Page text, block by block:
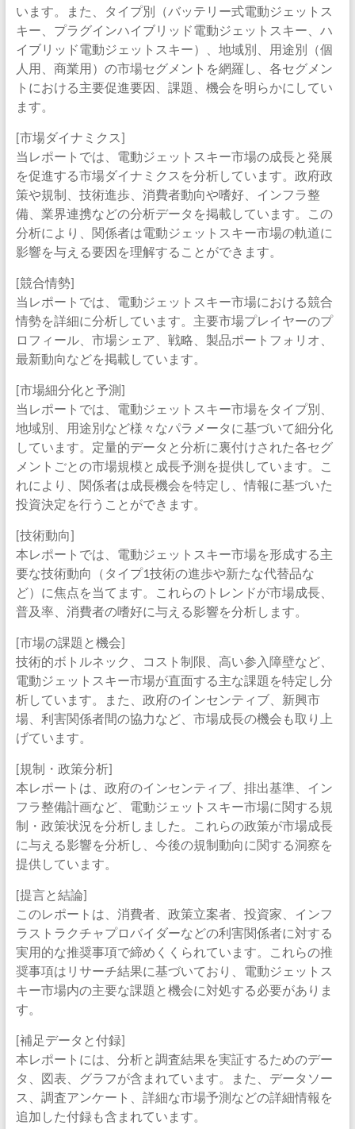
います。また、タイプ別（バッテリー式電動ジェットス
キー、プラグインハイブリッド電動ジェットスキー、ハ
イブリッド電動ジェットスキー）、地域別、用途別（個
人用、商業用）の市場セグメントを網羅し、各セグメン
トにおける主要促進要因、課題、機会を明らかにしてい
ます。
[市場ダイナミクス]
当レポートでは、電動ジェットスキー市場の成長と発展
を促進する市場ダイナミクスを分析しています。政府政
策や規制、技術進歩、消費者動向や嗜好、インフラ整
備、業界連携などの分析データを掲載しています。この
分析により、関係者は電動ジェットスキー市場の軌道に
影響を与える要因を理解することができます。
[競合情勢]
当レポートでは、電動ジェットスキー市場における競合
情勢を詳細に分析しています。主要市場プレイヤーのプ
ロフィール、市場シェア、戦略、製品ポートフォリオ、
最新動向などを掲載しています。
[市場細分化と予測]
当レポートでは、電動ジェットスキー市場をタイプ別、
地域別、用途別など様々なパラメータに基づいて細分化
しています。定量的データと分析に裏付けされた各セグ
メントごとの市場規模と成長予測を提供しています。こ
れにより、関係者は成長機会を特定し、情報に基づいた
投資決定を行うことができます。
[技術動向]
本レポートでは、電動ジェットスキー市場を形成する主
要な技術動向（タイプ1技術の進歩や新たな代替品な
ど）に焦点を当てます。これらのトレンドが市場成長、
普及率、消費者の嗜好に与える影響を分析します。
[市場の課題と機会]
技術的ボトルネック、コスト制限、高い参入障壁など、
電動ジェットスキー市場が直面する主な課題を特定し分
析しています。また、政府のインセンティブ、新興市
場、利害関係者間の協力など、市場成長の機会も取り上
げています。
[規制・政策分析]
本レポートは、政府のインセンティブ、排出基準、イン
フラ整備計画など、電動ジェットスキー市場に関する規
制・政策状況を分析しました。これらの政策が市場成長
に与える影響を分析し、今後の規制動向に関する洞察を
提供しています。
[提言と結論]
このレポートは、消費者、政策立案者、投資家、インフ
ラストラクチャプロバイダーなどの利害関係者に対する
実用的な推奨事項で締めくくられています。これらの推
奨事項はリサーチ結果に基づいており、電動ジェットス
キー市場内の主要な課題と機会に対処する必要がありま
す。
[補足データと付録]
本レポートには、分析と調査結果を実証するためのデー
タ、図表、グラフが含まれています。また、データソー
ス、調査アンケート、詳細な市場予測などの詳細情報を
追加した付録も含まれています。